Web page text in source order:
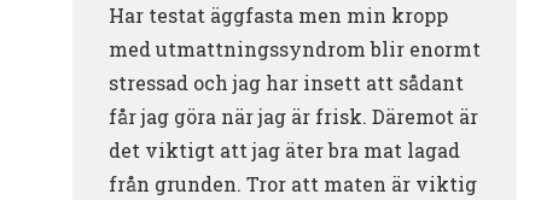
Har testat äggfasta men min kropp
med utmattningssyndrom blir enormt
stressad och jag har insett att sådant
får jag göra när jag är frisk. Däremot är
det viktigt att jag äter bra mat lagad
från grunden. Tror att maten är viktig